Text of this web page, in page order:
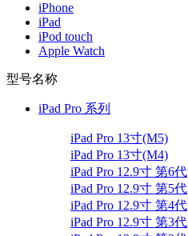
iPhone
iPad
iPod touch
Apple Watch
型号名称
iPad Pro 系列
iPad Pro 13寸(M5)
iPad Pro 13寸(M4)
iPad Pro 12.9寸 第6代
iPad Pro 12.9寸 第5代
iPad Pro 12.9寸 第4代
iPad Pro 12.9寸 第3代